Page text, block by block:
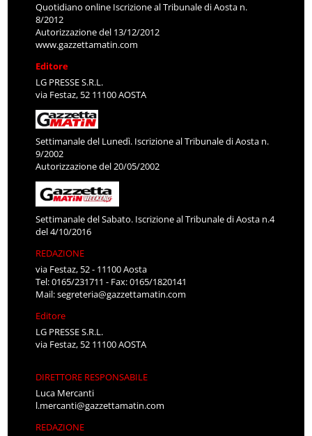
Quotidiano online Iscrizione al Tribunale di Aosta n.
8/2012
Autorizzazione del 13/12/2012
www.gazzettamatin.com
Editore
LG PRESSE S.R.L.
via Festaz, 52 11100 AOSTA
Settimanale del Lunedì. Iscrizione al Tribunale di Aosta n.
9/2002
Autorizzazione del 20/05/2002
Settimanale del Sabato. Iscrizione al Tribunale di Aosta n.4
del 4/10/2016
REDAZIONE
via Festaz, 52 - 11100 Aosta
Tel: 0165/231711 - Fax: 0165/1820141
Mail:segreteria@gazzettamatin.com
Editore
LG PRESSE S.R.L.
via Festaz, 52 11100 AOSTA
DIRETTORE RESPONSABILE
Luca Mercanti
l.mercanti@gazzettamatin.com
REDAZIONE